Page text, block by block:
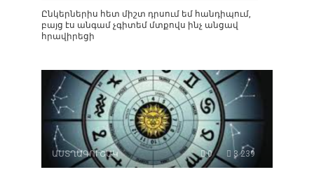
Ընկերներիս հետ միշտ դրսում եմ հանդիպում,
բայց էս անգամ չգիտեմ մտքովս ինչ անցավ
հրավիրեցի
ԱՍՏՂԱԳՈՒՇԱԿ 0 3 239